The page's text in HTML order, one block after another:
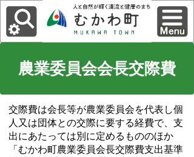
農業委員会会長交際費
交際費は会長等が農業委員会を代表し個
人又は団体との交際に要する経費で、支
出にあたっては別に定めるもののほか
「むかわ町農業委員会長交際費支出基準